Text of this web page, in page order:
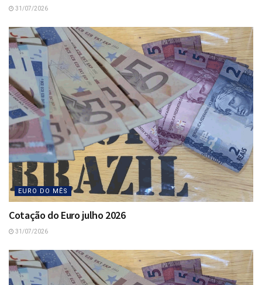
31/07/2026
EURO DO MÊS
Cotação do Euro julho 2026
31/07/2026